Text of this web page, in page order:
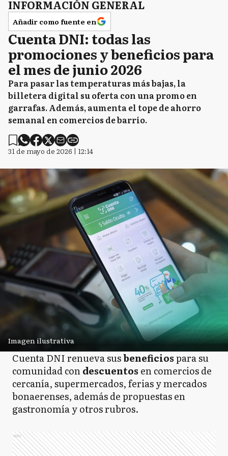
INFORMACIÓN GENERAL
Añadir como fuente en
Cuenta DNI: todas las
promociones y beneficios para
el mes de junio 2026
Para pasar las temperaturas más bajas, la
billetera digital su oferta con una promo en
garrafas. Además, aumenta el tope de ahorro
semanal en comercios de barrio.
31 de mayo de 2026 | 12:14
Imagen ilustrativa
Cuenta DNI renueva susbeneficiospara su
comunidad condescuentos en comercios de
cercanía, supermercados, ferias y mercados
bonaerenses, además de propuestas en
gastronomía y otros rubros.
Ads